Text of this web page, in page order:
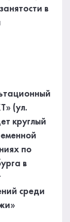
(ул.
круглый
по
в
среди